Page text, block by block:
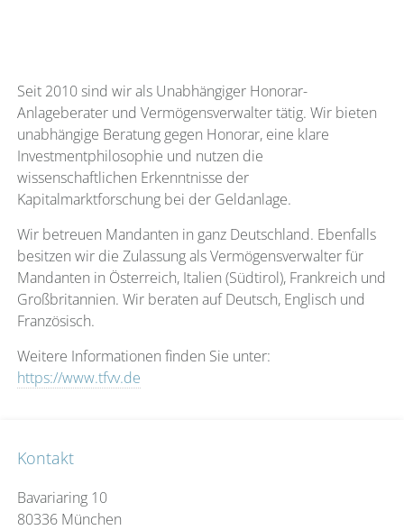
Seit 2010 sind wir als Unabhängiger Honorar-
Anlageberater und Vermögensverwalter tätig. Wir bieten
unabhängige Beratung gegen Honorar, eine klare
Investmentphilosophie und nutzen die
wissenschaftlichen Erkenntnisse der
Kapitalmarktforschung bei der Geldanlage.
Wir betreuen Mandanten in ganz Deutschland. Ebenfalls
besitzen wir die Zulassung als Vermögensverwalter für
Mandanten in Österreich, Italien (Südtirol), Frankreich und
Großbritannien. Wir beraten auf Deutsch, Englisch und
Französisch.
Weitere Informationen finden Sie unter:
https://www.tfvv.de
Kontakt
Bavariaring 10
80336 München